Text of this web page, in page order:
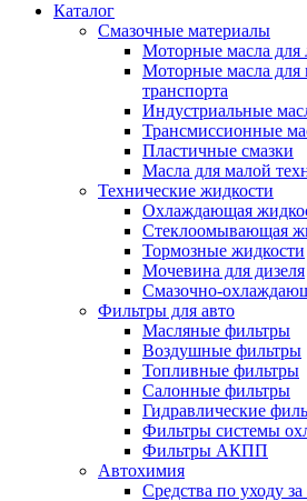
Каталог
Смазочные материалы
Моторные масла для
Моторные масла для
транспорта
Индустриальные
Трансмиссионные
Пластичные смазки
Масла для малой
Технические жидкости
Охлаждающая
Стеклоомывающая
Тормозные жидкости
Мочевина для дизеля
Смазочно-
Фильтры для авто
Масляные фильтры
Воздушные фильтры
Топливные фильтры
Салонные фильтры
Гидравлические
Фильтры системы
Фильтры АКПП
Автохимия
Средства по уходу